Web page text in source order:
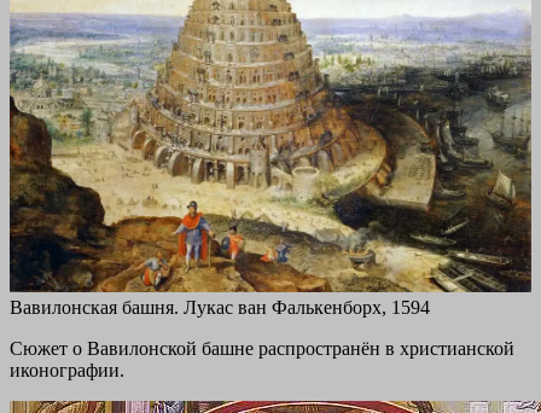
Вавилонская башня. Лукас ван Фалькенборх, 1594
Сюжет о Вавилонской башне распространён в христианской
иконографии.